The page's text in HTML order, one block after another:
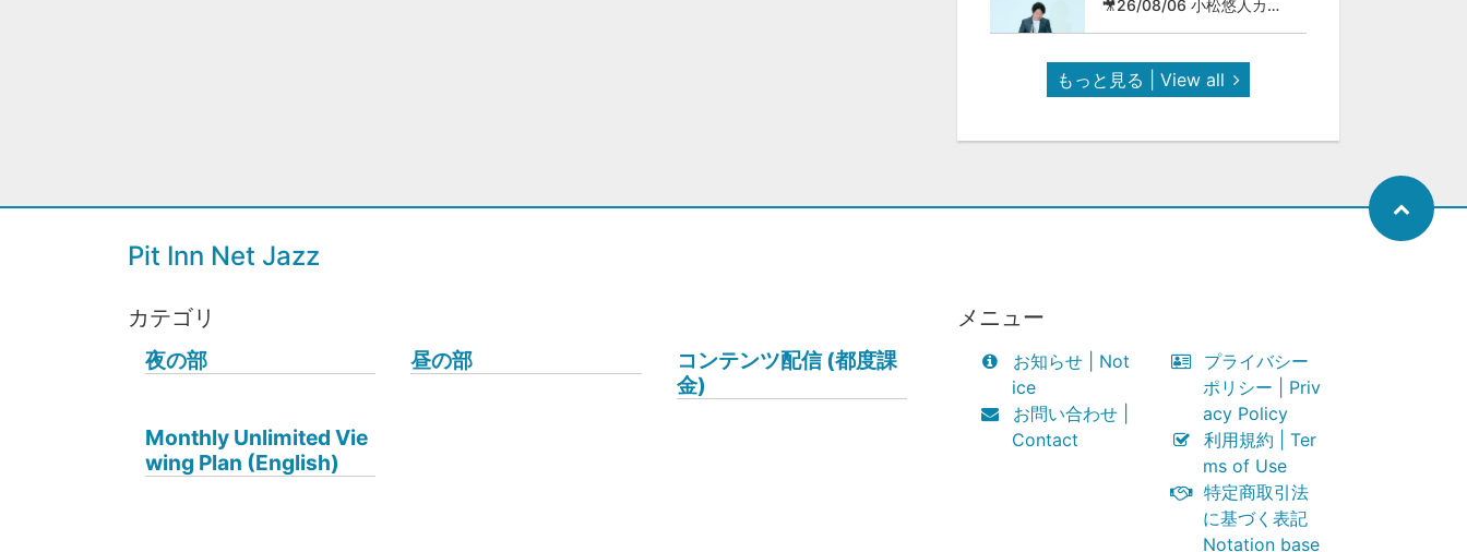
🎥26/08/06 小松悠人カルテット
もっと見る | View all
Pit Inn Net Jazz
カテゴリ
夜の部
昼の部
コンテンツ配信 (都度課
金)
Monthly Unlimited Vie
wing Plan (English)
メニュー
お知らせ | Not
ice
お問い合わせ |
Contact
プライバシー
ポリシー | Priv
acy Policy
利用規約 | Ter
ms of Use
特定商取引法
に基づく表記
Notation base